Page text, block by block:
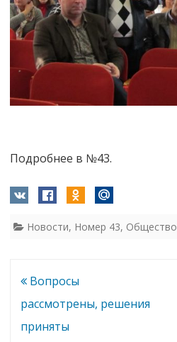
Подробнее в №43.
Новости, Номер 43, Общество
Навигация
по
записям
Вопросы
рассмотрены, решения
приняты